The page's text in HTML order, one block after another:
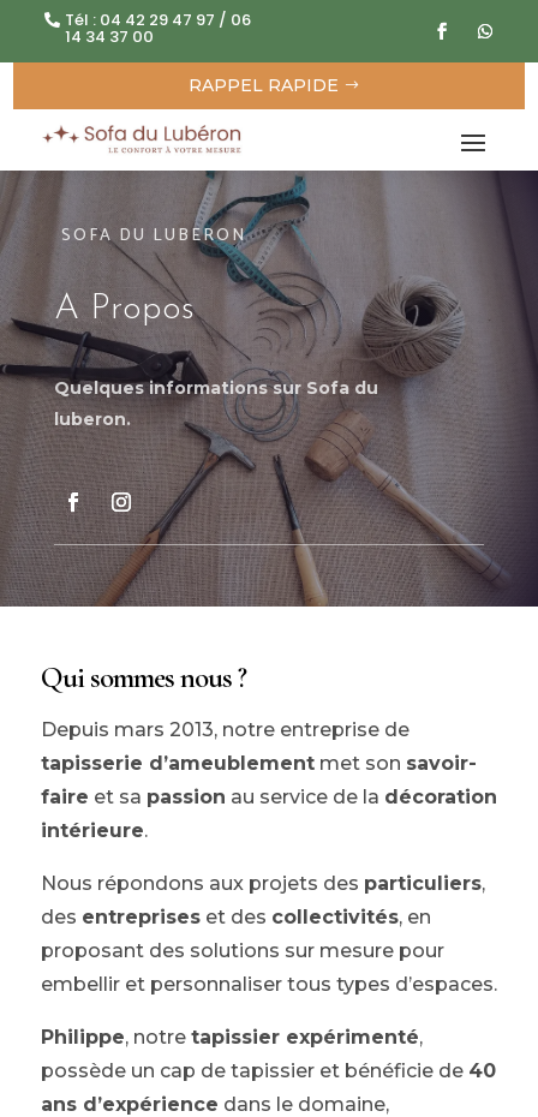
Tél : 04 42 29 47 97 / 06
14 34 37 00
RAPPEL RAPIDE
SOFA DU LUBERON
A Propos
Quelques informations sur Sofa du
luberon.
Qui sommes nous ?
Depuis mars 2013, notre entreprise de
tapisserie d’ameublementmet son savoir-
faire et sa passion au service de la décoration
intérieure.
Nous répondons aux projets des particuliers,
des entrepriseset des collectivités, en
proposant des solutions sur mesure pour
embellir et personnaliser tous types d’espaces.
Philippe, notre tapissier expérimenté,
possède un cap de tapissier et bénéficie de 40
ans d’expérience dans le domaine,